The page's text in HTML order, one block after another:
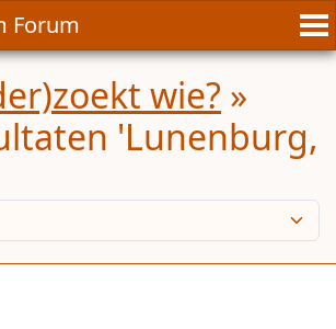
Forum
wie? »
'Lunenburg,